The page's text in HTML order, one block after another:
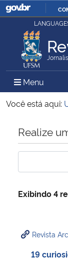
Ministério da Justiça
Ministério da Defesa
Ministério das
Ministério da Economia
Ministério da
Ministério da Cidadania
Menu
Você está aqui:
Início do
Realize
Exibindo 4
Revista Arc
19